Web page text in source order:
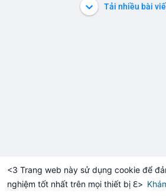
<3 Trang web này sử dụng cookie để
nghiệm tốt nhất trên mọi thiết bị ℇ>
+0.27% Solana SOL $72.68
Tải nhiều bài